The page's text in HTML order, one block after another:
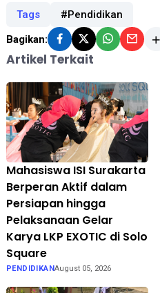
Tags #Pendidikan
Bagikan:
Artikel Terkait
Mahasiswa ISI Surakarta
Berperan Aktif dalam
Persiapan hingga
Pelaksanaan Gelar
Karya LKP EXOTIC di Solo
Square
PENDIDIKANAugust 05, 2026